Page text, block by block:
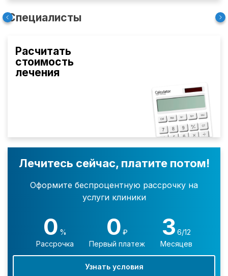
Специалисты
Расчитать
стоимость
лечения
Лечитесь сейчас, платите потом!
Оформите беспроцентную рассрочку на
услуги клиники
0 %
Рассрочка
0 ₽
Первый платеж
3 6/12
Месяцев
Узнать условия